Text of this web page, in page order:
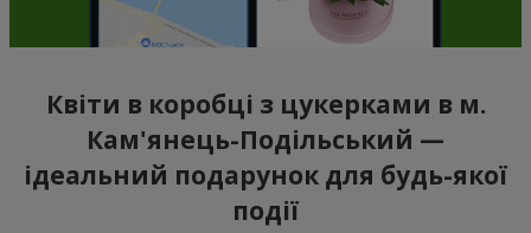
Квіти в коробці з цукерками в м.
Кам'янець-Подільський —
ідеальний подарунок для будь-якої
події